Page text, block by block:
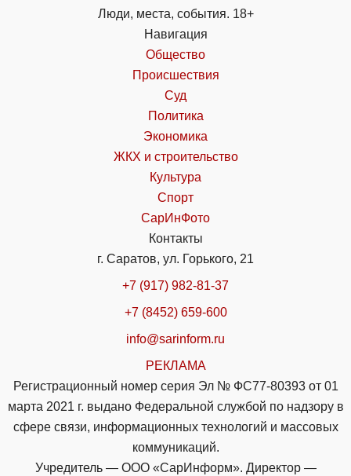
Люди, места, события. 18+
Навигация
Общество
Происшествия
Суд
Политика
Экономика
ЖКХ и строительство
Культура
Спорт
СарИнФото
Контакты
г. Саратов, ул. Горького, 21
+7 (917) 982-81-37
+7 (8452) 659-600
info@sarinform.ru
РЕКЛАМА
Регистрационный номер серия Эл № ФС77-80393 от 01
марта 2021 г. выдано Федеральной службой по надзору в
сфере связи, информационных технологий и массовых
коммуникаций.
Учредитель — ООО «СарИнформ». Директор —